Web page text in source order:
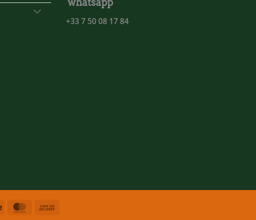
whatsapp
+33 7 50 08 17 84
Stripe MasterCard